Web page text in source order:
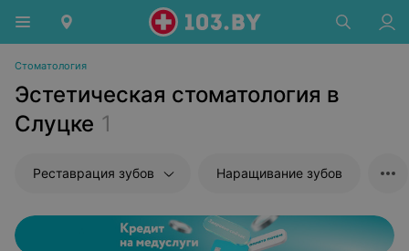
Стоматология
Эстетическая стоматология в
Слуцке 1
Реставрация зубов Наращивание зубов